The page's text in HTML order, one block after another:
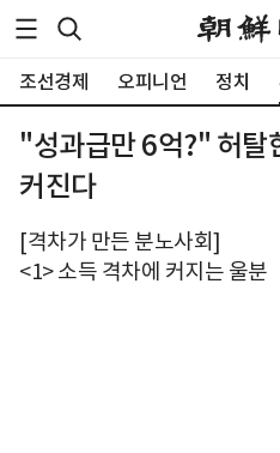
조선경제 오피니언 정치
"성과급만 6억?" 허탈
커진다
[격차가 만든 분노사회]
<1> 소득 격차에 커지는 울분